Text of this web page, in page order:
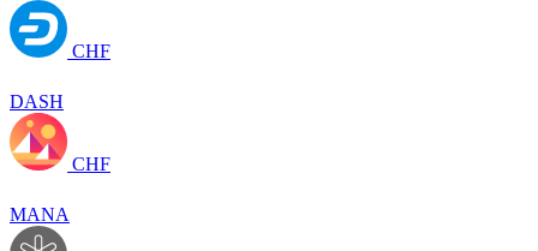
CHF
DASH
CHF
MANA